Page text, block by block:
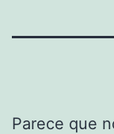
Parece que